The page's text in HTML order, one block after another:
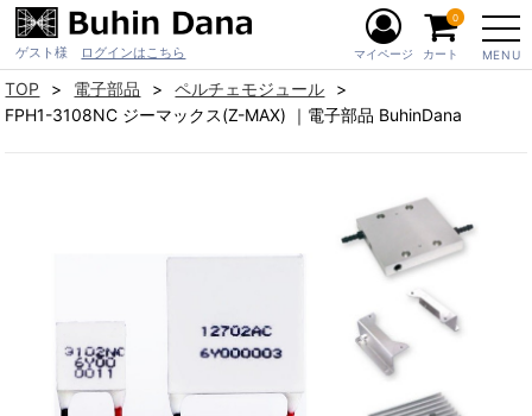
ゲスト様 ログインはこちら MENU
マイページ カート
0
TOP 電子部品
ペルチェモジュール
FPH1-3108NC ジーマックス(Z-MAX) ｜電子部品 BuhinDana